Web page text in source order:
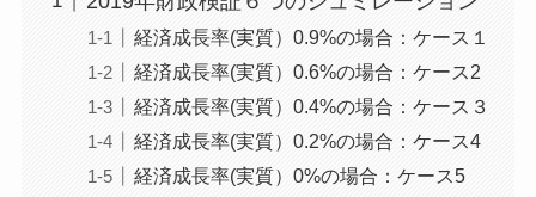
経済成長率(実質）0.9%の場合：ケース１
経済成長率(実質）0.6%の場合：ケース2
経済成長率(実質）0.4%の場合：ケース３
経済成長率(実質）0.2%の場合：ケース4
経済成長率(実質）0%の場合：ケース5